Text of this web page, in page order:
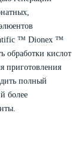
™ Dionex ™
обработки кислот
приготовления
полный
более